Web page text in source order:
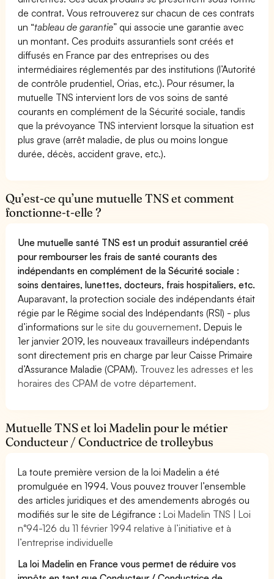
de contrat. Vous retrouverez sur chacun de ces contrats
un “tableau de garantie” qui associe une garantie avec
un montant. Ces produits assurantiels sont créés et
diffusés en France par des entreprises ou des
intermédiaires réglementés par des institutions (l’Autorité
de contrôle prudentiel, Orias, etc.). Pour résumer, la
mutuelle TNS intervient lors de vos soins de santé
courants en complément de la Sécurité sociale, tandis
que la prévoyance TNS intervient lorsque la situation est
plus grave (arrêt maladie, de plus ou moins longue
durée, décès, accident grave, etc.).
Qu’est-ce qu’une mutuelle TNS et comment
fonctionne-t-elle ?
Une mutuelle santé TNS est un produit assurantiel créé
pour rembourser les frais de santé courants des
indépendants en complément de la Sécurité sociale :
soins dentaires, lunettes, docteurs, frais hospitaliers, etc.
Auparavant, la protection sociale des indépendants était
régie par le Régime social des Indépendants (RSI) - plus
d’informations surle site du gouvernement. Depuis le
1er janvier 2019, les nouveaux travailleurs indépendants
sont directement pris en charge par leur Caisse Primaire
d’Assurance Maladie (CPAM). Trouvez les adresses et les
horaires des CPAM de votre département.
Mutuelle TNS et loi Madelin pour le métier
Conducteur / Conductrice de trolleybus
La toute première version de la loi Madelin a été
promulguée en 1994. Vous pouvez trouver l’ensemble
des articles juridiques et des amendements abrogés ou
modifiés sur le site de Légifrance :Loi Madelin TNS | Loi
n°94-126 du 11 février 1994 relative à l’initiative et à
l’entreprise individuelle
La loi Madelin en France vous permet de réduire vos